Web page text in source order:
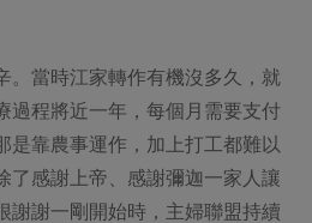
。當時江家轉作有機沒多久，就
過程將近一年，每個月需要支付
是靠農事運作，加上打工都難以
了感謝上帝、感謝彌迦一家人讓
謝謝一剛開始時，主婦聯盟持續